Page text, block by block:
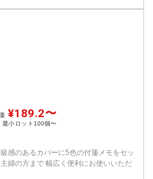
¥189.2〜
最小ロット 100個〜
感のあるカバーに5色の付箋メモをセッ
婦の方まで 幅広く便利にお使いいただ